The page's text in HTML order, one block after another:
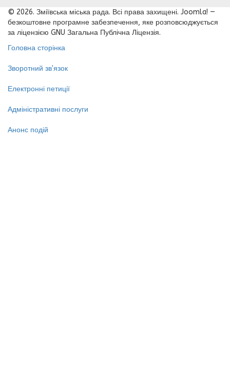
© 2026. Зміївська міська рада. Всі права захищені. Joomla! —
безкоштовне програмне забезпечення, яке розповсюджується
за ліцензією GNU Загальна Публічна Ліцензія.
Головна сторінка
Зворотний зв'язок
Електронні петиції
Адміністративні послуги
Анонс подій